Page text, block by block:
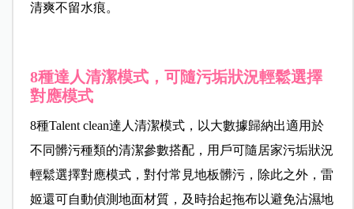
清爽不留水痕。
8種達人清潔模式，可隨污垢狀況輕鬆選擇
對應模式
8種Talent clean達人清潔模式，以大數據歸納出適用於
不同髒污種類的清潔參數搭配，用戶可隨居家污垢狀況
輕鬆選擇對應模式，對付常見地板髒污，除此之外，雷
姬還可自動偵測地面材質，及時抬起拖布以避免沾濕地